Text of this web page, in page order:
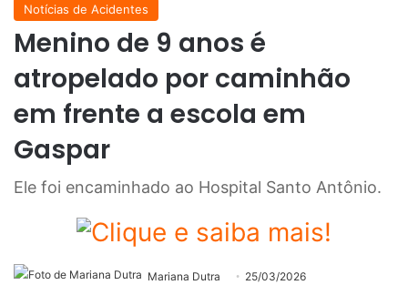
Notícias de Acidentes
Menino de 9 anos é
atropelado por caminhão
em frente a escola em
Gaspar
Ele foi encaminhado ao Hospital Santo Antônio.
Mariana Dutra 25/03/2026